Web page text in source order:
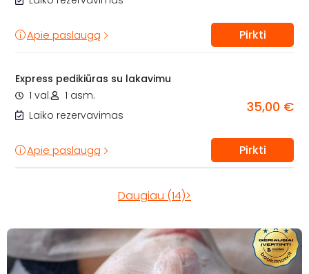
Apie paslaugą Pirkti
Express pedikiūras su lakavimu
1 val.
1 asm.
Laiko rezervavimas
35,00 €
Apie paslaugą Pirkti
Daugiau (14)>